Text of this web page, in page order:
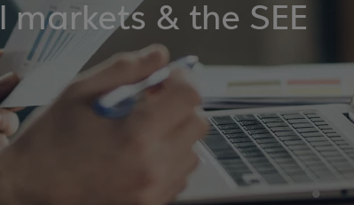
& the SEE